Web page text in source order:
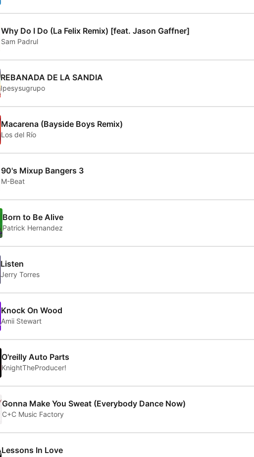
Why Do I Do (La Felix Remix) [feat. Jason Gaffner]
Sam Padrul
REBANADA DE LA SANDIA
Ipesysugrupo
Macarena (Bayside Boys Remix)
Los del Río
90's Mixup Bangers 3
M-Beat
Born to Be Alive
Patrick Hernandez
Listen
Jerry Torres
Knock On Wood
Amii Stewart
O'reilly Auto Parts
KnightTheProducer!
Gonna Make You Sweat (Everybody Dance Now)
C+C Music Factory
Lessons In Love